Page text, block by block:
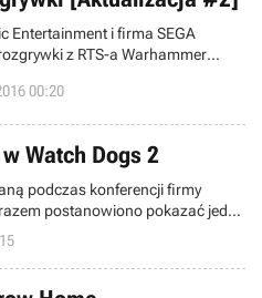
Entertainment i firma SEGA
z RTS-a Warhammer
pochodzi z wersji pre-alfa gry i
z eldarami.
00:20
Watch Dogs 2
podczas konferencji firmy
postanowiono pokazać jedną
główny bohater tytułu,
potentata mediów
że powstaje film oparty